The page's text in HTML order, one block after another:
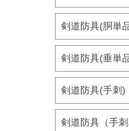
剣道防具(胴単
剣道防具(垂単
剣道防具(手刺)
剣道防具（手刺